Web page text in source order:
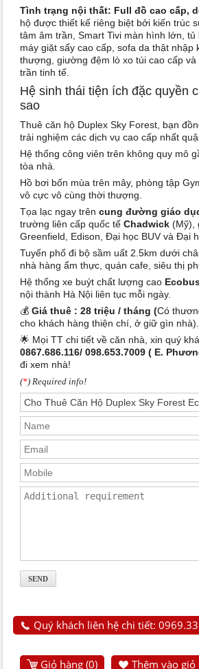
Tình trạng nội thất: Full đồ cao cấp,
hộ được thiết kế riêng biệt bởi kiến trúc
tâm âm trần, Smart Tivi màn hình lớn, tủ
máy giặt sấy cao cấp, sofa da thật nhập
thượng, giường đệm lò xo túi cao cấp
trần tinh tế.
Hệ sinh thái tiện ích đặc quyền
sao
Thuê căn hộ Duplex Sky Forest, bạn
trải nghiệm các dịch vụ cao cấp nhất
Hệ thống công viên trên không quy mô
tòa nhà.
Hồ bơi bốn mùa trên mây, phòng tập
vô cực vô cùng thời thượng.
Tọa lạc ngay trêncung đường giáo
trường liên cấp quốc tếChadwick (Mỹ),
Greenfield, Edison, Đại học BUV và Đại
Tuyến phố đi bộ sầm uất 2.5km dưới
nhà hàng ẩm thực, quán cafe, siêu thị
Hệ thống xe buýt chất lượng cao
nội thành Hà Nội liên tục mỗi ngày.
💰Giá thuê : 28 triệu / tháng (Có
cho khách hàng thiện chí, ở giữ gìn nhà).
🌟 Mọi TT chi tiết về căn nhà, xin quý
0867.686.116/ 098.653.7009 ( E.
đi xem nhà!
(*) Required info!
Quý khách liên hệ chi tiết:
Giỏ hàng (0) Thêm vào giỏ